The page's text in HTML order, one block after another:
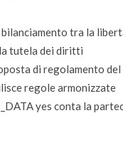
bilanciamento tra la
tutela dei diritti
di regolamento del
regole armonizzate
yes conta la